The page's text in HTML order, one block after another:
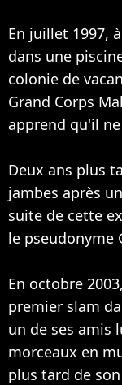
En juillet 1997,
dans une
colonie de
Grand Corps
apprend qu'il
Deux ans plus
jambes après
suite de cette
le pseudonyme
En octobre
premier slam
un de ses amis
morceaux en
plus tard de